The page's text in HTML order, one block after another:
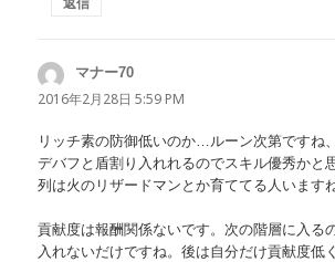
マナー70
り:
2016年2月28日 5:59 PM
リッチ素の防御低いのか…ルーン次第ですね
デバフと盾割り入れれるのでスキル優秀かと
列は火のリザードマンとか育ててる人います
貢献度は報酬関係ないです。次の階層に入る
入れないだけですね。後は自分だけ貢献度低